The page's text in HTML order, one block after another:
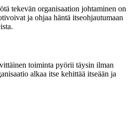
tekevän organisaation johtaminen on
ja ohjaa häntä itseohjautumaan
toiminta pyörii täysin ilman
alkaa itse kehittää itseään ja